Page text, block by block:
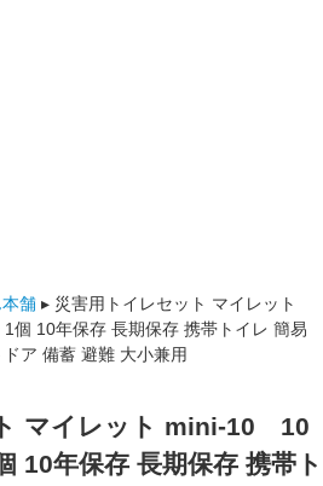
舗 ▸ 災害用トイレセット マイレット
10年保存 長期保存 携帯トイレ 簡易
ア 備蓄 避難 大小兼用
マイレット mini-10 10
10年保存 長期保存 携帯ト